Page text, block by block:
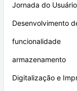
Jornada do Usuário
Desenvolvimento
funcionalidade
armazenamento
Digitalização e